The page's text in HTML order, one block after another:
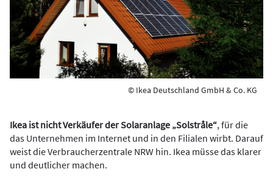
© Ikea Deutschland GmbH & Co. KG
Ikea ist nicht Verkäufer der Solaranlage „Solstråle“, für die
das Unternehmen im Internet und in den Filialen wirbt. Darauf
weist die Verbraucherzentrale NRW hin. Ikea müsse das klarer
und deutlicher machen.